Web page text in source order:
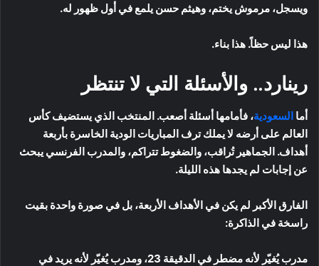
ويسجل، مرموش يختم، وهيثم حسن يلمع في أول ظهور له.
هذا ليس حظاً. هذا بناء.
رينارد.. والأسئلة التي لا تنتظر
أما السعودية، فأمامها أسئلة أصعب. المنتخب الذي يستضيف كأس
العالم على أرضه لا يملك ترف المباريات الودية الخاسرة بأربعة
أهداف. الجماهير تُراقب، والضغوط تتراكم، والمدرب الفرنسي يبحث
عن إجابات لم يجدها هذه الليلة.
الفارق الأكبر لم يكن في الأهداف الأربعة، بل في صورة واحدة بقيت
راسخة في الذاكرة:
مدرب يُغيّر لأنه مضطر في الدقيقة 23، ومدرب يُغيّر لأنه يريد في